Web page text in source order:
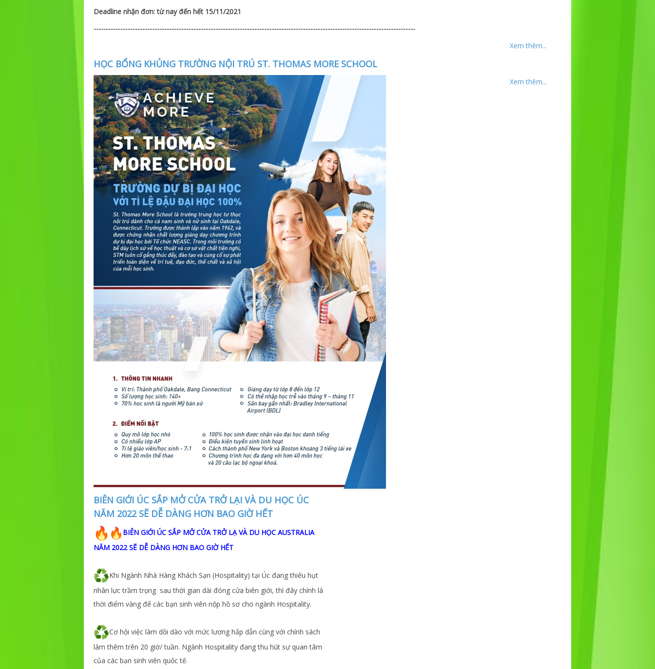
Deadline nhận đơn: từ nay đến hết 15/11/2021
------------------------------------------------------------------------------------------------------------------------------------
Xem thêm...
HỌC BỔNG KHỦNG TRƯỜNG NỘI TRÚ ST. THOMAS MORE SCHOOL
Xem thêm...
BIÊN GIỚI ÚC SẮP MỞ CỬA TRỞ LẠI VÀ DU HỌC ÚC
NĂM 2022 SẼ DỄ DÀNG HƠN BAO GIỜ HẾT
BIÊN GIỚI ÚC SẮP MỞ CỬA TRỞ LẠ VÀ DU HỌC AUSTRALIA
NĂM 2022 SẼ DỄ DÀNG HƠN BAO GIỜ HẾT
Khi Ngành Nhà Hàng Khách Sạn (Hospitality) tại Úc đang thiếu hụt
nhân lực trầm trọng sau thời gian dài đóng cửa biên giới, thì đây chính là
thời điểm vàng để các bạn sinh viên nộp hồ sơ cho ngành Hospitality.
Cơ hội việc làm dồi dào với mức lương hấp dẫn cùng với chính sách
làm thêm trên 20 giờ/ tuần. Ngành Hospitality đang thu hút sự quan tâm
của các bạn sinh viên quốc tế.